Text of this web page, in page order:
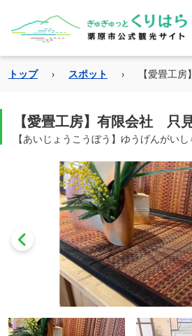
トップ › スポット › 【愛畳工
【愛畳工房】有限会社 只
【あいじょうこうぼう】ゆうげんがい